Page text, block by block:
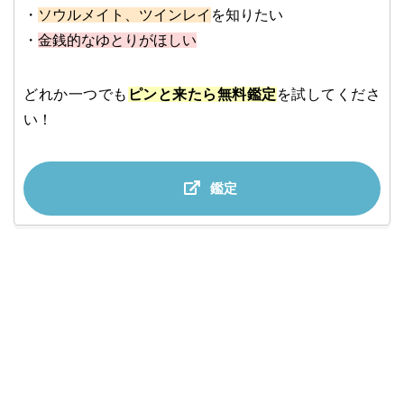
・ ソウルメイト、ツインレイ を知りたい
・ 金銭的なゆとりがほしい
どれか一つでも ピンと来たら無料鑑定 を試してくださ
い！
鑑定